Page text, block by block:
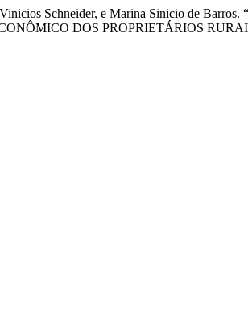
Vinicios Schneider, e Marina Sinicio de
DOS PROPRIETÁRIOS